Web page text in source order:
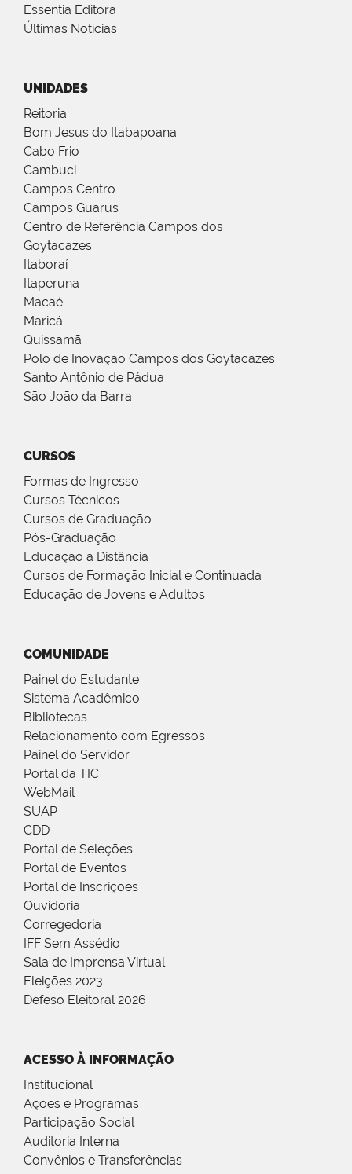
Essentia Editora
Últimas Notícias
UNIDADES
Reitoria
Bom Jesus do Itabapoana
Cabo Frio
Cambuci
Campos Centro
Campos Guarus
Centro de Referência Campos dos
Goytacazes
Itaboraí
Itaperuna
Macaé
Maricá
Quissamã
Polo de Inovação Campos dos Goytacazes
Santo Antônio de Pádua
São João da Barra
CURSOS
Formas de Ingresso
Cursos Técnicos
Cursos de Graduação
Pós-Graduação
Educação a Distância
Cursos de Formação Inicial e Continuada
Educação de Jovens e Adultos
COMUNIDADE
Painel do Estudante
Sistema Acadêmico
Bibliotecas
Relacionamento com Egressos
Painel do Servidor
Portal da TIC
WebMail
SUAP
CDD
Portal de Seleções
Portal de Eventos
Portal de Inscrições
Ouvidoria
Corregedoria
IFF Sem Assédio
Sala de Imprensa Virtual
Eleições 2023
Defeso Eleitoral 2026
ACESSO À INFORMAÇÃO
Institucional
Ações e Programas
Participação Social
Auditoria Interna
Convênios e Transferências